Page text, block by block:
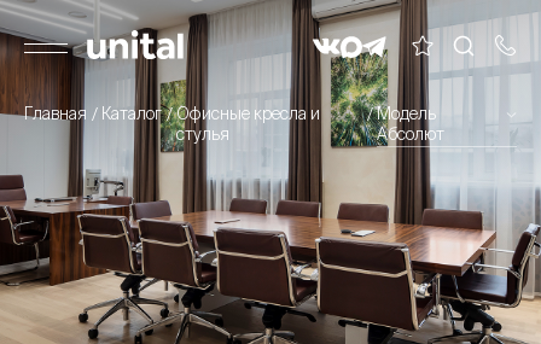
Главная Каталог
Офисные кресла и
стулья
Модель
Абсолют